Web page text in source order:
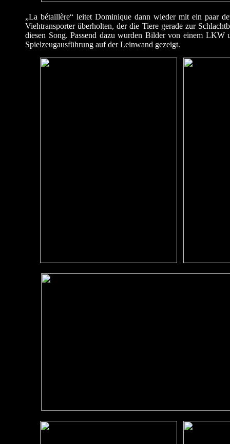
„La bétaillère“ leitet Dominique dann wieder mit ein paar
Viehtransporter überholten, der die Tiere gerade zur
diesen Song. Passend dazu wurden Bilder von einem
Spielzeugausführung auf der Leinwand gezeigt.